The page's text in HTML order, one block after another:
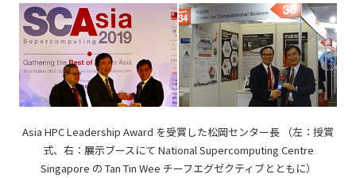
Asia HPC Leadership Award を受賞した松岡センター長 （左：授賞
式、右：展示ブースにて National Supercomputing Centre
Singapore の Tan Tin Wee チーフエグゼクティブとともに）